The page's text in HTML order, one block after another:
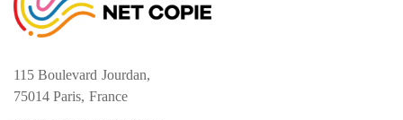
115 Boulevard Jourdan,
75014 Paris, France